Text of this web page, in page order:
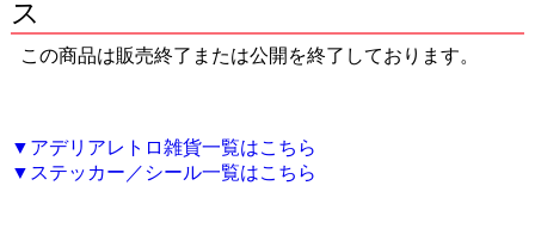
ス
この商品は販売終了または公開を終了しております。
▼アデリアレトロ雑貨一覧はこちら
▼ステッカー／シール一覧はこちら